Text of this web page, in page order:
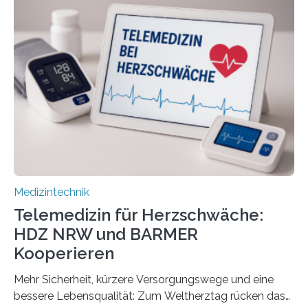
Forscherinnen der Technischen Universität Dresden
(TUD) richtet sich das Portal sowohl an Patientinnen
und Patienten, aber ebenso an medizinisches
Fachpersonal. Für all diese Zielgruppen bietet sie
speziell zugeschnittene Informationen, um deren
digitale Gesundheitskompetenz zu steigern. MiHUBx ist
Medizintechnik
Telemedizin für Herzschwäche:
HDZ NRW und BARMER
Kooperieren
Mehr Sicherheit, kürzere Versorgungswege und eine
bessere Lebensqualität: Zum Weltherztag rücken das